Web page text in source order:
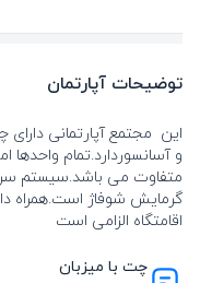
توضیحات آپارتمان
این مجتمع آپارتمانی
و آسانسوردارد.تمام واحدها
متفاوت می باشد.سیستم
گرمایش شوفاژ است.همراه
اقامتگاه الزامی است
چت با میزبان